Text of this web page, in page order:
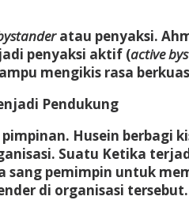
atau penyaksi.
penyaksi aktif (active
mengikis rasa
Pendukung
Husein
Suatu Ketika
sang pemimpin untuk
di organisasi tersebut.